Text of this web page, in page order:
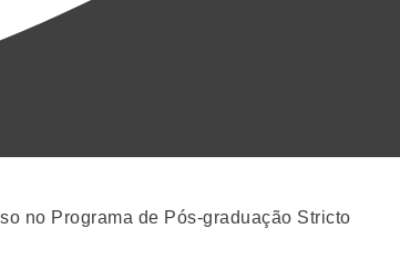
no Programa de Pós-graduação Stricto